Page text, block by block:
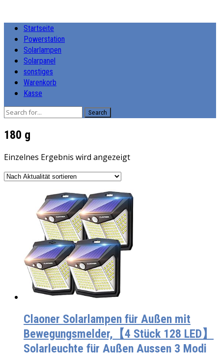
Startseite
Powerstation
Solarlampen
Solarpanel
sonstiges
Warenkorb
Kasse
Search
‎180 g
Einzelnes Ergebnis wird angezeigt
Claoner Solarlampen für Außen mit
Bewegungsmelder,【4 Stück 128 LED】
Solarleuchte für Außen Aussen 3 Modi